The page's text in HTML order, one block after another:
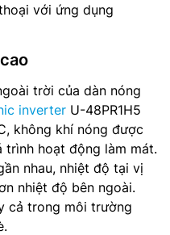
với ứng dụng
trời của dàn nóng
inverter U-48PR1H5
không khí nóng được
hoạt động làm mát.
nhau, nhiệt độ tại vị
nhiệt độ bên ngoài.
cả trong môi trường